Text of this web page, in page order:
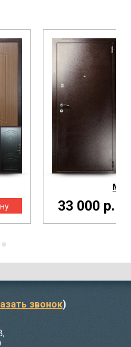
М2
33 000 р.
звонок)